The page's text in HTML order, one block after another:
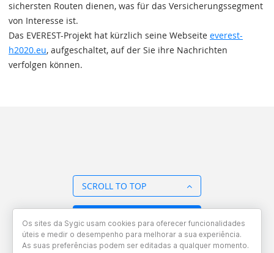
sichersten Routen dienen, was für das Versicherungssegment
von Interesse ist.
Das EVEREST-Projekt hat kürzlich seine Webseite everest-
h2020.eu, aufgeschaltet, auf der Sie ihre Nachrichten
verfolgen können.
SCROLL TO TOP
Os sites da Sygic usam cookies para oferecer funcionalidades
úteis e medir o desempenho para melhorar a sua experiência.
As suas preferências podem ser editadas a qualquer momento.